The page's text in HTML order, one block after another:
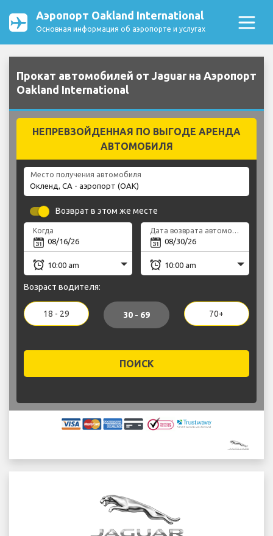
Аэропорт Oakland International
Основная информация об аэропорте и услугах
Прокат автомобилей от Jaguar на Аэропорт
Oakland International
НЕПРЕВЗОЙДЕННАЯ ПО ВЫГОДЕ АРЕНДА
АВТОМОБИЛЯ
Место получения автомобиля
Возврат в этом же месте
Когда Дата возврата автомобиля
Возраст водителя:
18 - 29 30 - 69 70+
ПОИСК